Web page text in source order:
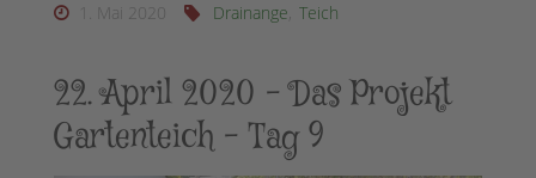
1. Mai 2020 Drainange, Teich
22. April 2020 – Das Projekt
Gartenteich – Tag 9